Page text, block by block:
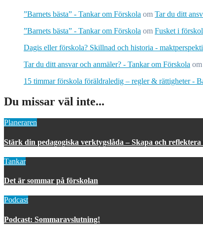
”Barnets bästa” - Tankar om Förskola om Tar du ditt
”Barnets bästa” - Tankar om Förskola om Fusket i
Dagis eller förskola? Skillnad och historia -
Tar du ditt ansvar och anmäler? - Tankar om Förskola om
15 timmar förskola föräldraledig – regler & rättigheter -
Du missar väl inte...
Planeraren
Stärk din pedagogiska verktygslåda – Skapa och
Tankar
Det är sommar på förskolan
Podcast
Podcast: Sommaravslutning!